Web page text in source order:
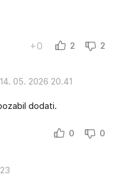
+0 2 2
14. 05. 2026 20.41
dodati.
0 0